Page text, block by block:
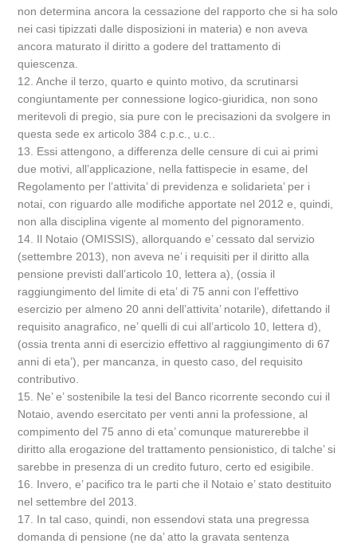
non determina ancora la cessazione del rapporto che si ha solo
nei casi tipizzati dalle disposizioni in materia) e non aveva
ancora maturato il diritto a godere del trattamento di
quiescenza.
12. Anche il terzo, quarto e quinto motivo, da scrutinarsi
congiuntamente per connessione logico-giuridica, non sono
meritevoli di pregio, sia pure con le precisazioni da svolgere in
questa sede ex articolo 384 c.p.c., u.c..
13. Essi attengono, a differenza delle censure di cui ai primi
due motivi, all’applicazione, nella fattispecie in esame, del
Regolamento per l’attivita’ di previdenza e solidarieta’ per i
notai, con riguardo alle modifiche apportate nel 2012 e, quindi,
non alla disciplina vigente al momento del pignoramento.
14. Il Notaio (OMISSIS), allorquando e’ cessato dal servizio
(settembre 2013), non aveva ne’ i requisiti per il diritto alla
pensione previsti dall’articolo 10, lettera a), (ossia il
raggiungimento del limite di eta’ di 75 anni con l’effettivo
esercizio per almeno 20 anni dell’attivita’ notarile), difettando il
requisito anagrafico, ne’ quelli di cui all’articolo 10, lettera d),
(ossia trenta anni di esercizio effettivo al raggiungimento di 67
anni di eta’), per mancanza, in questo caso, del requisito
contributivo.
15. Ne’ e’ sostenibile la tesi del Banco ricorrente secondo cui il
Notaio, avendo esercitato per venti anni la professione, al
compimento del 75 anno di eta’ comunque maturerebbe il
diritto alla erogazione del trattamento pensionistico, di talche’ si
sarebbe in presenza di un credito futuro, certo ed esigibile.
16. Invero, e’ pacifico tra le parti che il Notaio e’ stato destituito
nel settembre del 2013.
17. In tal caso, quindi, non essendovi stata una pregressa
domanda di pensione (ne da’ atto la gravata sentenza